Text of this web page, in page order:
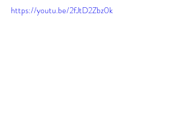
https://youtu.be/2fJtD2Zbz0k